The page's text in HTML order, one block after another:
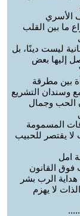
الأسري
ما بين القلب
ليست دينًا، بل
إليها بعض
بين مطرقة
وسندان التشريع
الحب وجمال
المسمومة
لا يقتصر للحبيب
امل
فوق القانون
الرب بشر
لا يهزم